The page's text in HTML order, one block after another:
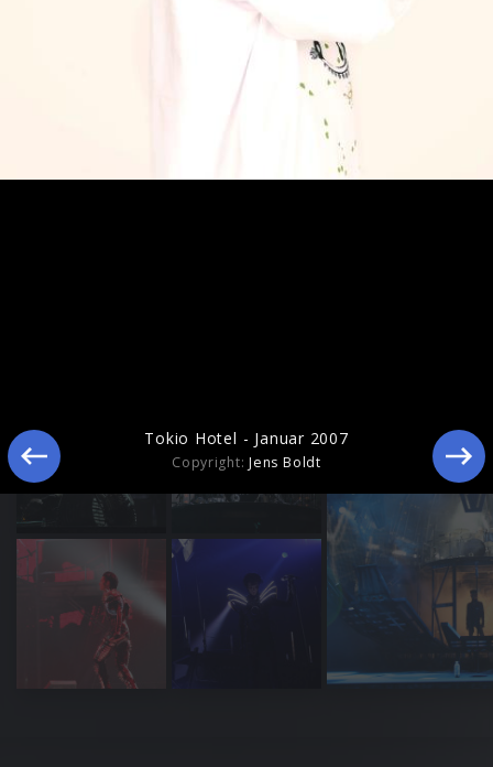
Tokio Hotel Live Bilder 2010
Tokio Hotel - Januar 2007
Copyright:Jens Boldt